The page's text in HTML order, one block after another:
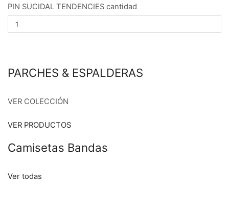
PIN SUCIDAL TENDENCIES cantidad
PARCHES & ESPALDERAS
VER COLECCIÓN
VER PRODUCTOS
Camisetas Bandas
Ver todas